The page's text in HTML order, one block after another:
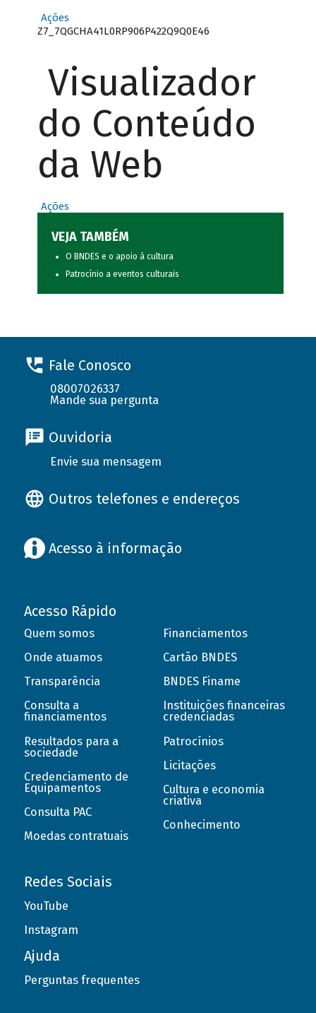
Ações
Z7_7QGCHA41L0RP906P422Q9Q0E46
Visualizador
do Conteúdo
da Web
Ações
VEJA TAMBÉM
O BNDES e o apoio à cultura
Patrocínio a eventos culturais
Fale Conosco
08007026337
Mande sua pergunta
Ouvidoria
Envie sua mensagem
Outros telefones e endereços
Acesso à informação
Acesso Rápido
Quem somos
Onde atuamos
Transparência
Consulta a
financiamentos
Resultados para a
sociedade
Credenciamento de
Equipamentos
Consulta PAC
Moedas contratuais
Financiamentos
Cartão BNDES
BNDES Finame
Instituições financeiras
credenciadas
Patrocínios
Licitações
Cultura e economia
criativa
Conhecimento
Redes Sociais
YouTube
Instagram
Ajuda
Perguntas frequentes